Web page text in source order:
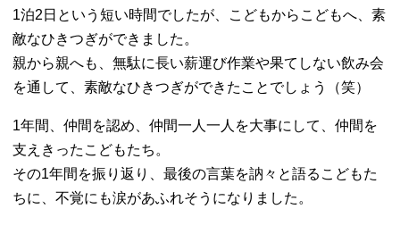
1泊2日という短い時間でしたが、こどもからこどもへ、素
敵なひきつぎができました。
親から親へも、無駄に長い薪運び作業や果てしない飲み会
を通して、素敵なひきつぎができたことでしょう（笑）
1年間、仲間を認め、仲間一人一人を大事にして、仲間を
支えきったこどもたち。
その1年間を振り返り、最後の言葉を訥々と語るこどもた
ちに、不覚にも涙があふれそうになりました。